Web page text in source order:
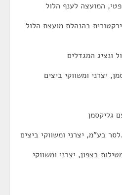
המועצה לענף הלול
בהנהלת מועצת הלול
ונציג המגדלים
יצרני ומשווקי ביצים
גליקסמן
בע"מ, יצרני ומשווקי ביצים
בצפון, יצרני ומשווקי